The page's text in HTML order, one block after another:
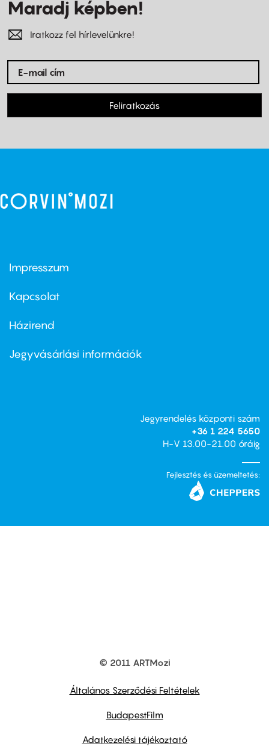
Maradj képben!
Iratkozz fel hírlevelünkre!
Feliratkozás
Footer
first
Impresszum
Kapcsolat
Footer
second
Házirend
Jegyvásárlási információk
Jegyrendelés központi szám
+36 1 224 5650
H-V 13.00-21.00 óráig
Fejlesztés és üzemeltetés:
© 2011 ARTMozi
Általános Szerződési Feltételek
BudapestFilm
Adatkezelési tájékoztató